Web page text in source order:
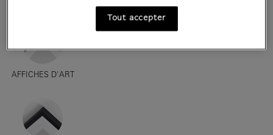
AFFICHES D'ART
Tout accepter